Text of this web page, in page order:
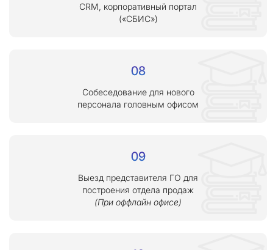
CRM, корпоративный портал
(«СБИС»)
Собеседование для нового
персонала головным офисом
Выезд представителя ГО для
построения отдела продаж
(При оффлайн офисе)